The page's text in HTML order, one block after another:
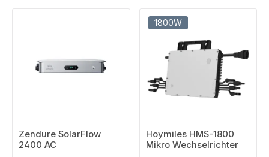
Zendure SolarFlow
2400 AC
1800W
Hoymiles HMS-1800
Mikro Wechselrichter